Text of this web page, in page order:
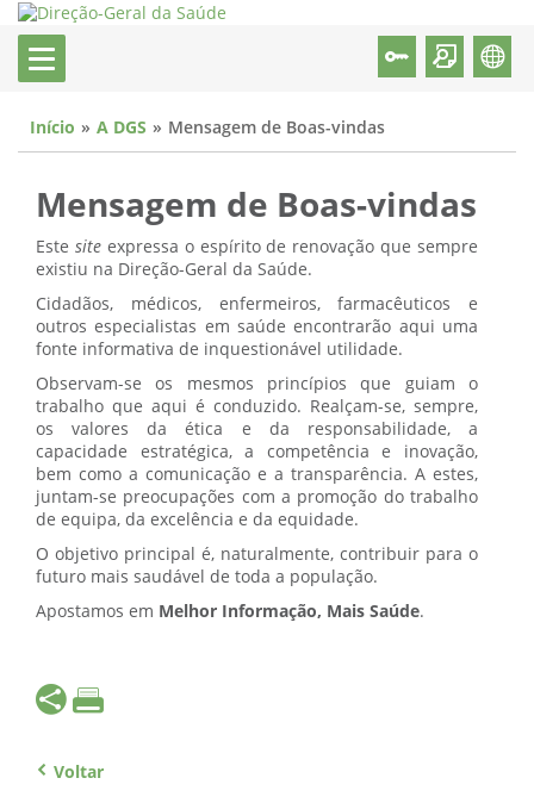
Início A DGS Mensagem de Boas-vindas
Mensagem de Boas-vindas
Este site expressa o espírito de renovação que sempre
existiu na Direção-Geral da Saúde.
Cidadãos, médicos, enfermeiros, farmacêuticos e
outros especialistas em saúde encontrarão aqui uma
fonte informativa de inquestionável utilidade.
Observam-se os mesmos princípios que guiam o
trabalho que aqui é conduzido. Realçam-se, sempre,
os valores da ética e da responsabilidade, a
capacidade estratégica, a competência e inovação,
bem como a comunicação e a transparência. A estes,
juntam-se preocupações com a promoção do trabalho
de equipa, da excelência e da equidade.
O objetivo principal é, naturalmente, contribuir para o
futuro mais saudável de toda a população.
Apostamos em Melhor Informação, Mais Saúde.
Voltar